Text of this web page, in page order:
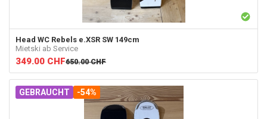
Head WC Rebels e.XSR SW 149cm
Mietski ab Service
349.00 CHF650.00 CHF
GEBRAUCHT -54%